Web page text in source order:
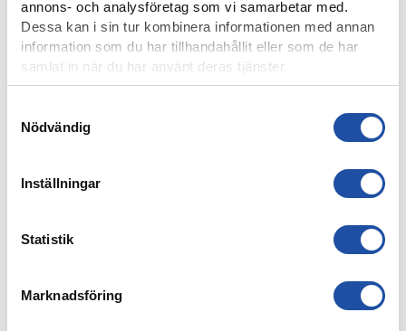
annons- och analysföretag som vi samarbetar med.
Dessa kan i sin tur kombinera informationen med annan
information som du har tillhandahållit eller som de har
samlat in när du har använt deras tjänster.
Nödvändig
Inställningar
Statistik
Marknadsföring
ÅRSKORTARE: HÄMTA UT ERA KAMRATBILJETTER!